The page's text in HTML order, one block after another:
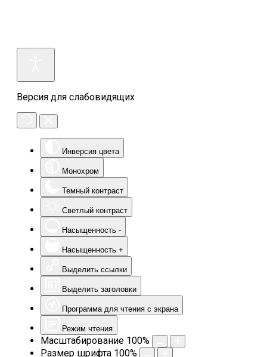
Версия для слабовидящих
Инверсия цвета
Монохром
Темный контраст
Светлый контраст
Насыщенность -
Насыщенность +
Выделить ссылки
Выделить заголовки
Программа для чтения с экрана
Режим чтения
Масштабирование 100%
Размер шрифта 100%